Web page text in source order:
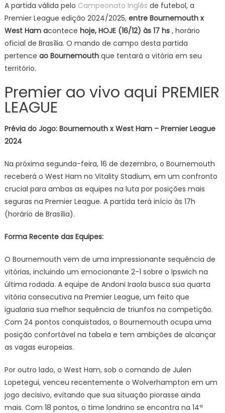
E
(16/
A partida válida pelo Campeonato Inglês de futebol, a
Premier League edição 2024/2025, entre Bournemouth x
West Ham acontece hoje, HOJE (16/12) às 17 hs , horário
oficial de Brasília. O mando de campo desta partida
pertence ao Bournemouth que tentará a vitória em seu
território.
Premier ao vivo aqui PREMIER
LEAGUE
Prévia do Jogo: Bournemouth x West Ham – Premier League
2024
Na próxima segunda-feira, 16 de dezembro, o Bournemouth
receberá o West Ham no Vitality Stadium, em um confronto
crucial para ambas as equipes na luta por posições mais
seguras na Premier League. A partida terá início às 17h
(horário de Brasília).
Forma Recente das Equipes:
O Bournemouth vem de uma impressionante sequência de
vitórias, incluindo um emocionante 2-1 sobre o Ipswich na
última rodada. A equipe de Andoni Iraola busca sua quarta
vitória consecutiva na Premier League, um feito que
igualaria sua melhor sequência de triunfos na competição.
Com 24 pontos conquistados, o Bournemouth ocupa uma
posição confortável na tabela e tem ambições de alcançar
as vagas europeias.
Por outro lado, o West Ham, sob o comando de Julen
Lopetegui, venceu recentemente o Wolverhampton em um
jogo decisivo, evitando que sua situação piorasse ainda
mais. Com 18 pontos, o time londrino se encontra na 14ª